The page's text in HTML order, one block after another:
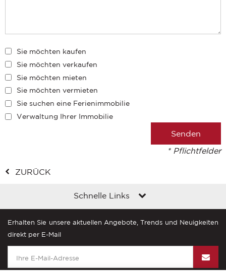
Sie möchten kaufen
Sie möchten verkaufen
Sie möchten mieten
Sie möchten vermieten
Sie suchen eine Ferienimmobilie
Verwaltung Ihrer Immobilie
* Pflichtfelder
ZURÜCK
Schnelle Links
Erhalten Sie unsere aktuellen Angebote, Trends und Neuigkeiten
direkt per E-Mail